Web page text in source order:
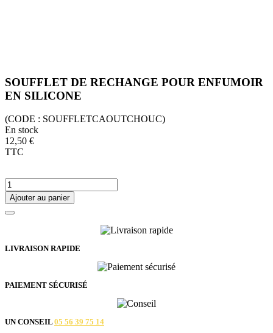
SOUFFLET DE RECHANGE POUR ENFUMOIR
EN SILICONE
(CODE : SOUFFLETCAOUTCHOUC)
En stock
12,50 €
TTC
Ajouter au panier
LIVRAISON RAPIDE
PAIEMENT SÉCURISÉ
UN CONSEIL 05 56 39 75 14